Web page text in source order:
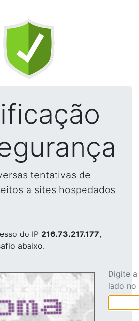
tentativas de
a sites hospedados
do IP 216.73.217.177,
abaixo.
Digite
lado no